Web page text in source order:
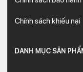
Chính sách khiếu nại
DANH MỤC SẢN